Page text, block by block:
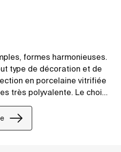
formes harmonieuses.
type de décoration et de
en porcelaine vitrifiée
très polyvalente. Le choix
vie de votre salle de bains
design durera dans le